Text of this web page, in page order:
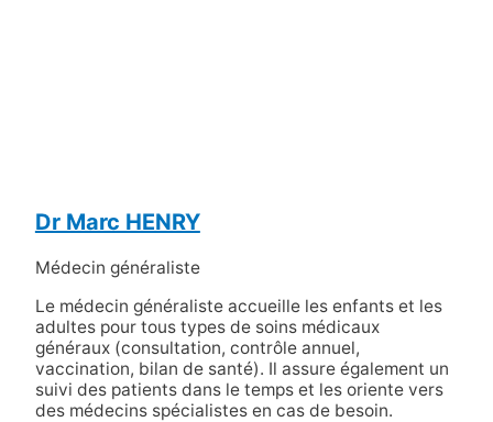
Dr Marc HENRY
Médecin généraliste
Le médecin généraliste accueille les enfants et les
adultes pour tous types de soins médicaux
généraux (consultation, contrôle annuel,
vaccination, bilan de santé). Il assure également un
suivi des patients dans le temps et les oriente vers
des médecins spécialistes en cas de besoin.